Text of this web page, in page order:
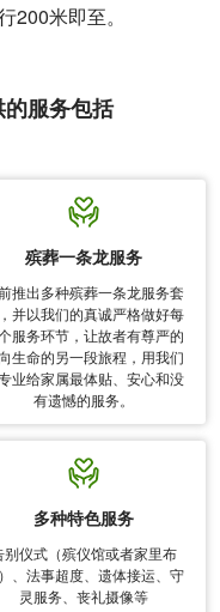
200米即至。
服务包括
殡葬一条龙服务
推出多种殡葬一条龙服务套
并以我们的真诚严格做好每
服务环节，让故者有尊严的
生命的另一段旅程，用我们
业给家属最体贴、安心和没
有遗憾的服务。
多种特色服务
别仪式（殡仪馆或者家里布
、法事超度、遗体接运、守
灵服务、丧礼摄像等